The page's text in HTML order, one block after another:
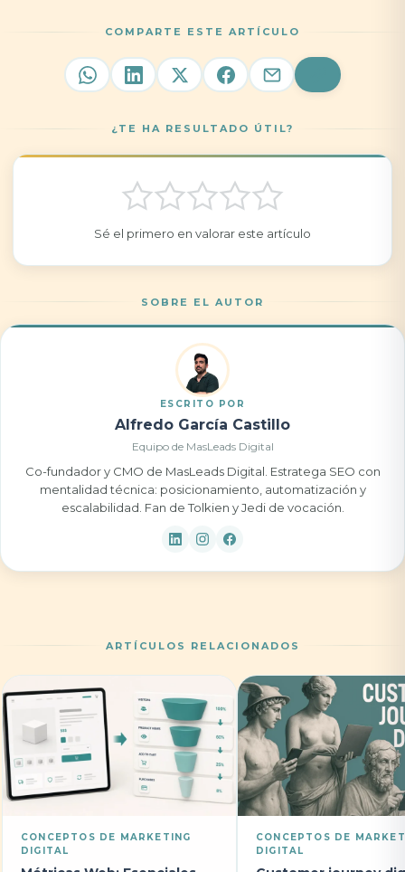
COMPARTE ESTE ARTÍCULO
¿TE HA RESULTADO ÚTIL?
Sé el primero en valorar este artículo
SOBRE EL AUTOR
ESCRITO POR
Alfredo García Castillo
Equipo de MasLeads Digital
Co-fundador y CMO de MasLeads Digital. Estratega SEO con
mentalidad técnica: posicionamiento, automatización y
escalabilidad. Fan de Tolkien y Jedi de vocación.
ARTÍCULOS RELACIONADOS
CONCEPTOS DE MARKETING
DIGITAL
CONCEPTOS DE
DIGITAL